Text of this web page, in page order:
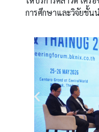
การศึกษาและวิจัยชั้น